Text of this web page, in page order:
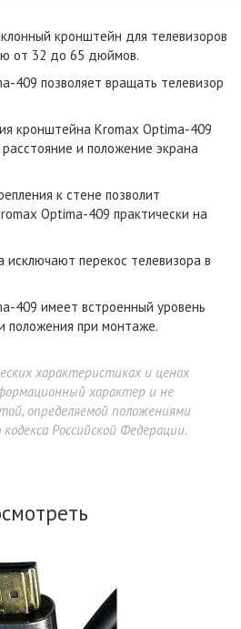
кронштейн для телевизоров
от 32 до 65 дюймов.
409 позволяет вращать телевизор
кронштейна Kromax Optima-409
и положение экрана
к стене позволит
Optima-409 практически на
исключают перекос телевизора в
409 имеет встроенный уровень
положения при монтаже.
характеристиках и ценах
характер и не
определяемой положениями
Российской Федерации.